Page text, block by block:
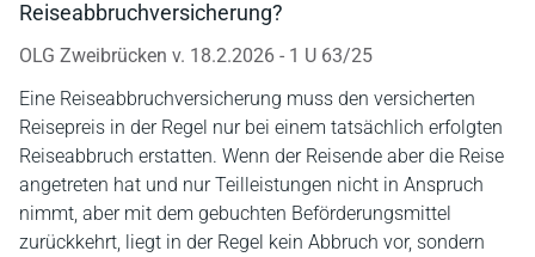
Reiseabbruchversicherung?
OLG Zweibrücken v. 18.2.2026 - 1 U 63/25
Eine Reiseabbruchversicherung muss den versicherten
Reisepreis in der Regel nur bei einem tatsächlich erfolgten
Reiseabbruch erstatten. Wenn der Reisende aber die Reise
angetreten hat und nur Teilleistungen nicht in Anspruch
nimmt, aber mit dem gebuchten Beförderungsmittel
zurückkehrt, liegt in der Regel kein Abbruch vor, sondern